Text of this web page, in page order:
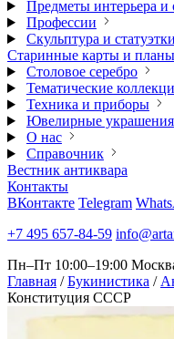
Предметы интерьера и
Профессии
Скульптура и статуэтки
Старинные карты и планы
Столовое серебро
Тематические
Техника и приборы
Ювелирные украшения
О нас
Справочник
Вестник антиквара
Контакты
ВКонтакте Telegram
+7 495 657-84-59
Пн–Пт 10:00–19:00
Главная / Букинистика /
Конституция СССР